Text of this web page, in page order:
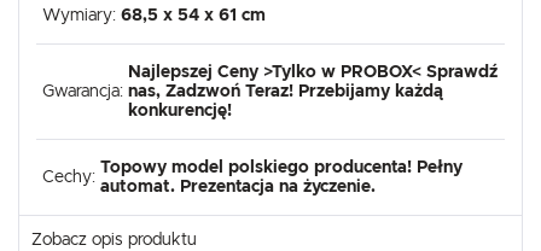
Wymiary: 68,5 x 54 x 61 cm
Gwarancja:
Najlepszej Ceny >Tylko w PROBOX< Sprawdź
nas, Zadzwoń Teraz! Przebijamy każdą
konkurencję!
Cechy:
Topowy model polskiego producenta! Pełny
automat. Prezentacja na życzenie.
Zobacz opis produktu